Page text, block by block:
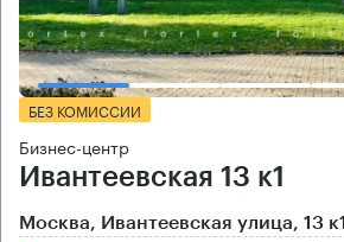
БЕЗ КОМИССИИ
Бизнес-центр
Ивантеевская 13 к1
Москва, Ивантеевская улица, 13 к1